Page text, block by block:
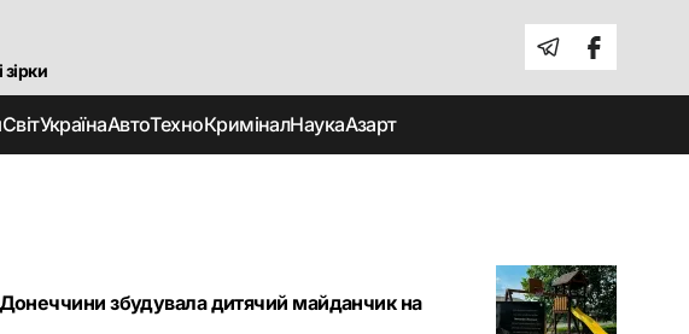
СвітУкраїнаАвтоТехноКриміналНаукаАзарт
Донеччини збудувала дитячий майданчик на